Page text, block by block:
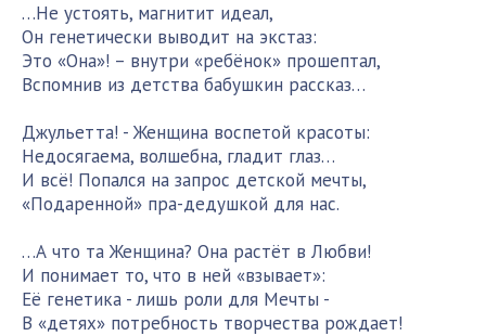
…Не устоять, магнитит идеал,
Он генетически выводит на экстаз:
Это «Она»! – внутри «ребёнок» прошептал,
Вспомнив из детства бабушкин рассказ…
Джульетта! - Женщина воспетой красоты:
Недосягаема, волшебна, гладит глаз…
И всё! Попался на запрос детской мечты,
«Подаренной» пра-дедушкой для нас.
…А что та Женщина? Она растёт в Любви!
И понимает то, что в ней «взывает»:
Её генетика - лишь роли для Мечты -
В «детях» потребность творчества рождает!